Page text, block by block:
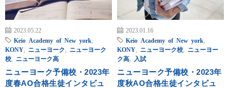
2023.05.22
Keio Academy of New york
KONY
ニューヨーク
ニューヨーク
校
ニューヨーク高
ニューヨーク予備校・2023年
度春AO合格生徒インタビュ
2023.01.16
Keio Academy of New york
KONY
ニューヨーク校
ニューヨー
ク高
入試
ニューヨーク予備校・2023年
度秋AO合格生徒インタビュ